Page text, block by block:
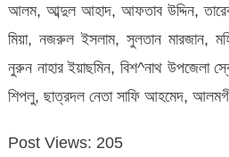
আলম, আব্দুল আহাদ, আফতাব উদ্দিন,
মিয়া, নজরুল ইসলাম, সুলতান মারজান,
নুরুন নাহার ইয়াছমিন, বিশ^নাথ উপজেলা
শিপলু, ছাত্রদল নেতা সাফি আহমেদ,
Post Views: 205